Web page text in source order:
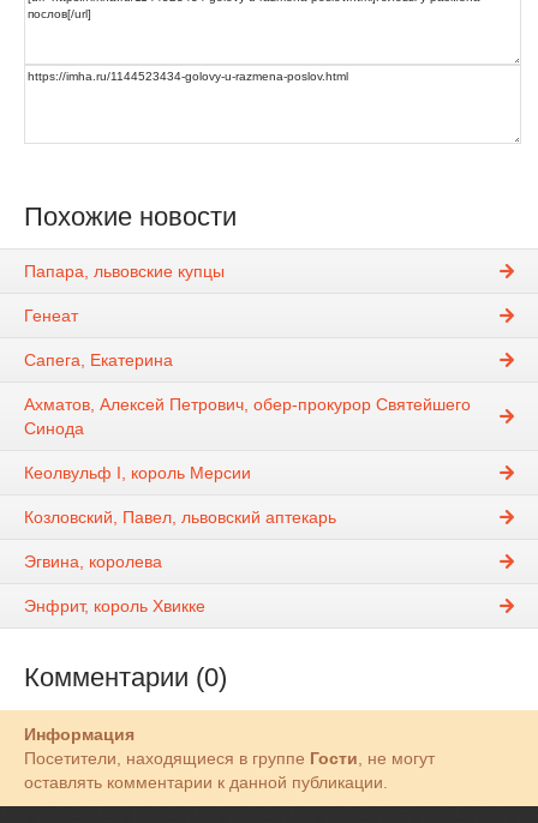
Похожие новости
Папара, львовские купцы
Генеат
Сапега, Екатерина
Ахматов, Алексей Петрович, обер-прокурор Святейшего
Синода
Кеолвульф I, король Мерсии
Козловский, Павел, львовский аптекарь
Эгвина, королева
Энфрит, король Хвикке
Комментарии (0)
Информация
Посетители, находящиеся в группе Гости , не могут
оставлять комментарии к данной публикации.